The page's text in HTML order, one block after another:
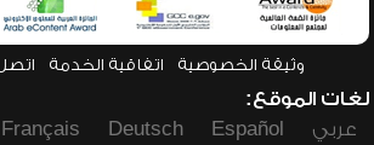
وثيقة الخصوصية اتفاقية الخدمة اتصل
لغات الموقع:
عربي
Español
Deutsch
Français